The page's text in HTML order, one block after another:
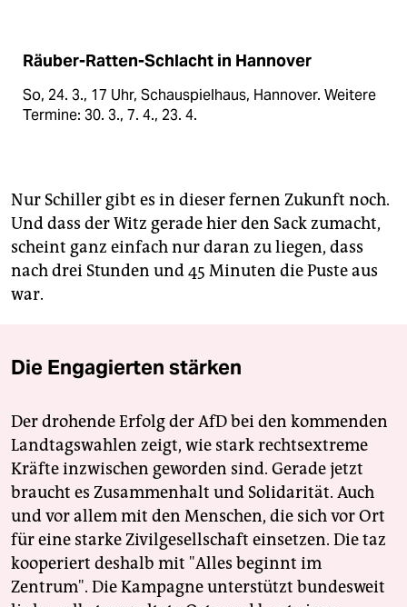
Räuber-Ratten-Schlacht in Hannover
So, 24. 3., 17 Uhr, Schauspielhaus, Hannover. Weitere
Termine: 30. 3., 7. 4., 23. 4.
Nur Schiller gibt es in dieser fernen Zukunft noch.
Und dass der Witz gerade hier den Sack zumacht,
scheint ganz einfach nur daran zu liegen, dass
nach drei Stunden und 45 Minuten die Puste aus
war.
Die Engagierten stärken
Der drohende Erfolg der AfD bei den kommenden
Landtagswahlen zeigt, wie stark rechtsextreme
Kräfte inzwischen geworden sind. Gerade jetzt
braucht es Zusammenhalt und Solidarität. Auch
und vor allem mit den Menschen, die sich vor Ort
für eine starke Zivilgesellschaft einsetzen. Die taz
kooperiert deshalb mit "Alles beginnt im
Zentrum". Die Kampagne unterstützt bundesweit